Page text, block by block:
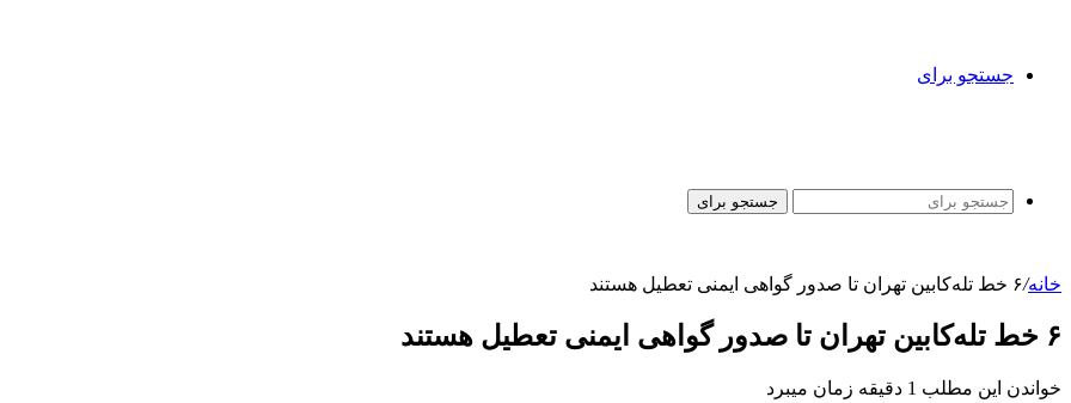
جستجو برای
جستجو برای
خانه/۶ خط تله‌کابین تهران تا صدور گواهی ایمنی تعطیل هستند
۶ خط تله‌کابین تهران تا صدور گواهی ایمنی تعطیل هستند
خواندن این مطلب 1 دقیقه زمان میبرد